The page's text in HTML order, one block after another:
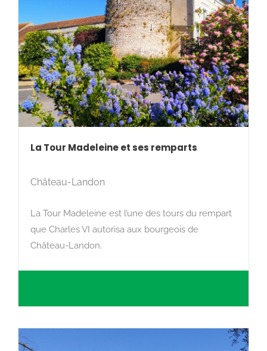
La Tour Madeleine et ses remparts
Château-Landon
La Tour Madeleine est l’une des tours du rempart
que Charles VI autorisa aux bourgeois de
Château-Landon.